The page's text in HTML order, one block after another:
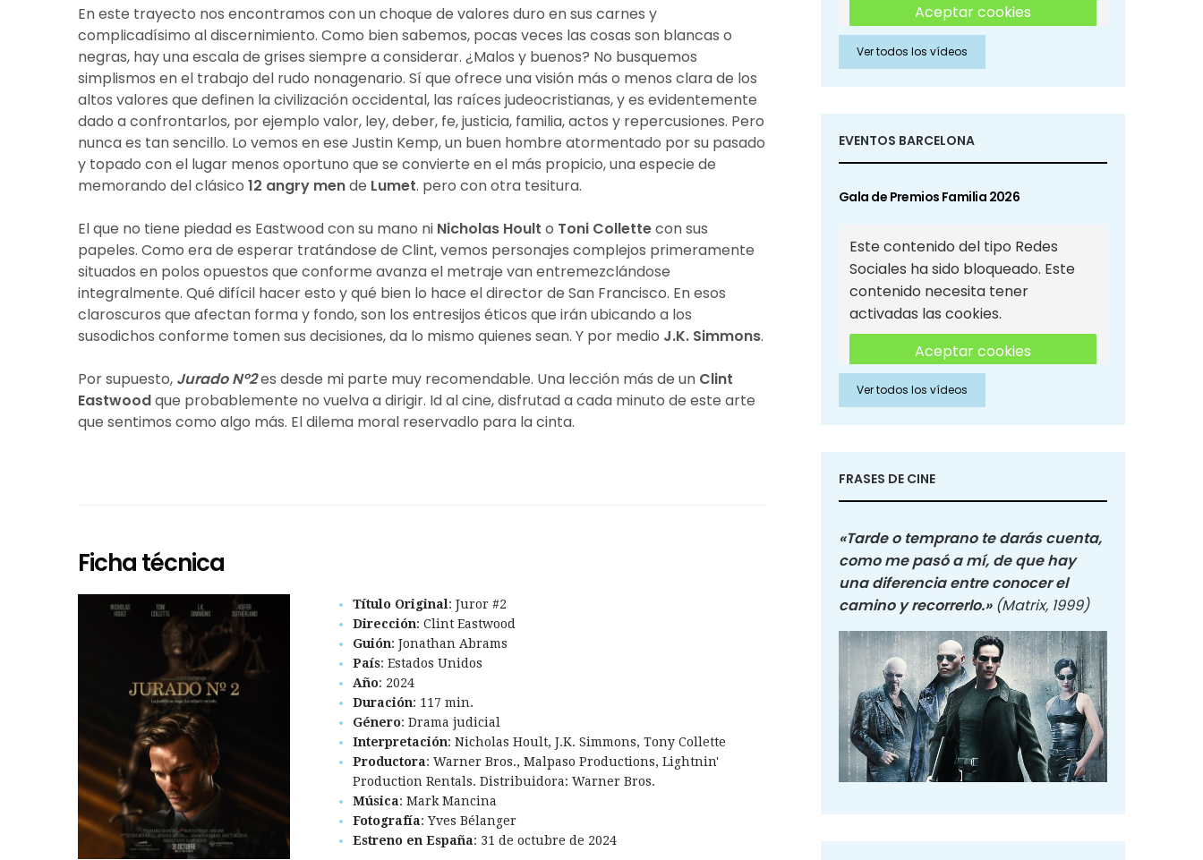
En este trayecto nos encontramos con un choque de valores duro en sus carnes y
complicadísimo al discernimiento. Como bien sabemos, pocas veces las cosas son blancas o
negras, hay una escala de grises siempre a considerar. ¿Malos y buenos? No busquemos
simplismos en el trabajo del rudo nonagenario. Sí que ofrece una visión más o menos clara de los
altos valores que definen la civilización occidental, las raíces judeocristianas, y es evidentemente
dado a confrontarlos, por ejemplo valor, ley, deber, fe, justicia, familia, actos y repercusiones. Pero
nunca es tan sencillo. Lo vemos en ese Justin Kemp, un buen hombre atormentado por su pasado
y topado con el lugar menos oportuno que se convierte en el más propicio, una especie de
memorando del clásico 12 angry mende Lumet. pero con otra tesitura.
El que no tiene piedad es Eastwood con su mano ni Nicholas Hoult o Toni Collettecon sus
papeles. Como era de esperar tratándose de Clint, vemos personajes complejos primeramente
situados en polos opuestos que conforme avanza el metraje van entremezclándose
integralmente. Qué difícil hacer esto y qué bien lo hace el director de San Francisco. En esos
claroscuros que afectan forma y fondo, son los entresijos éticos que irán ubicando a los
susodichos conforme tomen sus decisiones, da lo mismo quienes sean. Y por medio J.K. Simmons.
Por supuesto, Jurado Nº2es desde mi parte muy recomendable. Una lección más de un Clint
Eastwoodque probablemente no vuelva a dirigir. Id al cine, disfrutad a cada minuto de este arte
que sentimos como algo más. El dilema moral reservadlo para la cinta.
Ficha técnica
Título Original: Juror #2
Dirección: Clint Eastwood
Guión: Jonathan Abrams
País: Estados Unidos
Año: 2024
Duración: 117 min.
Género: Drama judicial
Interpretación: Nicholas Hoult, J.K. Simmons, Tony Collette
Productora: Warner Bros., Malpaso Productions, Lightnin'
Production Rentals. Distribuidora: Warner Bros.
Música: Mark Mancina
Fotografía: Yves Bélanger
Estreno en España: 31 de octubre de 2024
Aceptar cookies
Aceptar cookies de Redes
Sociales
Ver todos los vídeos
EVENTOS BARCELONA
Gala de Premios Familia 2026
Este contenido del tipo Redes
Sociales ha sido bloqueado. Este
contenido necesita tener
activadas las cookies.
Aceptar cookies
Aceptar cookies de Redes
Sociales
Ver todos los vídeos
FRASES DE CINE
«Tarde o temprano te darás cuenta,
como me pasó a mí, de que hay
una diferencia entre conocer el
camino y recorrerlo.» (Matrix, 1999)